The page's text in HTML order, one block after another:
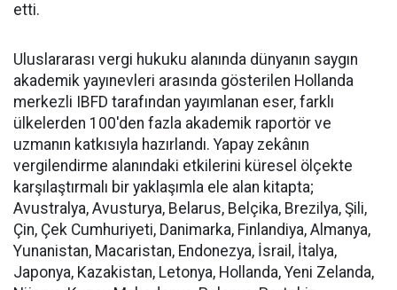
etti.
Uluslararası vergi hukuku alanında dünyanın saygın
akademik yayınevleri arasında gösterilen Hollanda
merkezli IBFD tarafından yayımlanan eser, farklı
ülkelerden 100'den fazla akademik raportör ve
uzmanın katkısıyla hazırlandı. Yapay zekânın
vergilendirme alanındaki etkilerini küresel ölçekte
karşılaştırmalı bir yaklaşımla ele alan kitapta;
Avustralya, Avusturya, Belarus, Belçika, Brezilya, Şili,
Çin, Çek Cumhuriyeti, Danimarka, Finlandiya, Almanya,
Yunanistan, Macaristan, Endonezya, İsrail, İtalya,
Japonya, Kazakistan, Letonya, Hollanda, Yeni Zelanda,